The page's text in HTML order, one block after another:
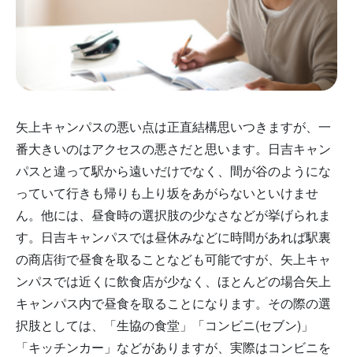
矢上キャンパスの悪い点は正直結構思いつきますが、一
番大きいのはアクセスの悪さだと思います。日吉キャン
パスと違って駅から遠いだけでなく、間が谷のようにな
っていて行きも帰りも上り坂をあがらないといけませ
ん。他には、昼食時の選択肢の少なさなどが挙げられま
す。日吉キャンパスでは昼休みなどに時間があれば駅裏
の商店街で昼食を取ることなども可能ですが、矢上キャ
ンパスでは近くに飲食店が少なく、ほとんどの場合矢上
キャンパス内で昼食を取ることになります。その際の選
択肢としては、「生協の食堂」「コンビニ(セブン)」
「キッチンカー」などがありますが、実際はコンビニを